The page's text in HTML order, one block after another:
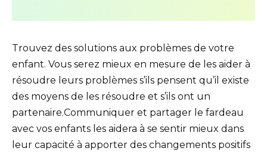
Trouvez des solutions aux problèmes de votre
enfant. Vous serez mieux en mesure de les aider à
résoudre leurs problèmes s’ils pensent qu’il existe
des moyens de les résoudre et s’ils ont un
partenaire.Communiquer et partager le fardeau
avec vos enfants les aidera à se sentir mieux dans
leur capacité à apporter des changements positifs